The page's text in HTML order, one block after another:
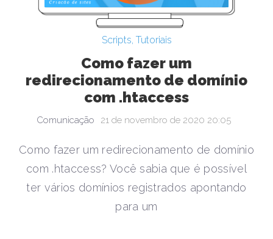
Scripts, Tutoriais
Como fazer um
redirecionamento de domínio
com .htaccess
Comunicação 21 de novembro de 2020 20:05
Como fazer um redirecionamento de domínio
com .htaccess? Você sabia que é possível
ter vários domínios registrados apontando
para um